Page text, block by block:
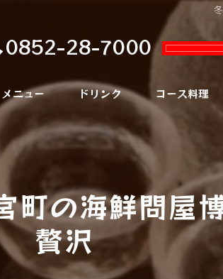
0852-28-7000
メニュー ドリンク コース料理
町の海鮮問屋
贅沢